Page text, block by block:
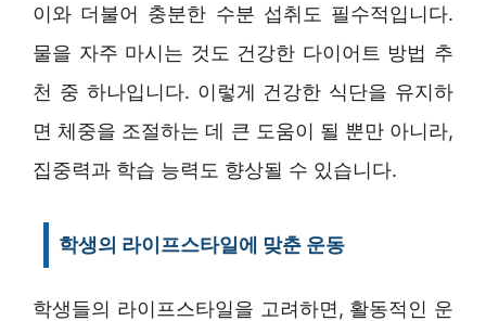
이와 더불어 충분한 수분 섭취도 필수적입니다.
물을 자주 마시는 것도 건강한 다이어트 방법 추
천 중 하나입니다. 이렇게 건강한 식단을 유지하
면 체중을 조절하는 데 큰 도움이 될 뿐만 아니라,
집중력과 학습 능력도 향상될 수 있습니다.
학생의 라이프스타일에 맞춘 운동
학생들의 라이프스타일을 고려하면, 활동적인 운